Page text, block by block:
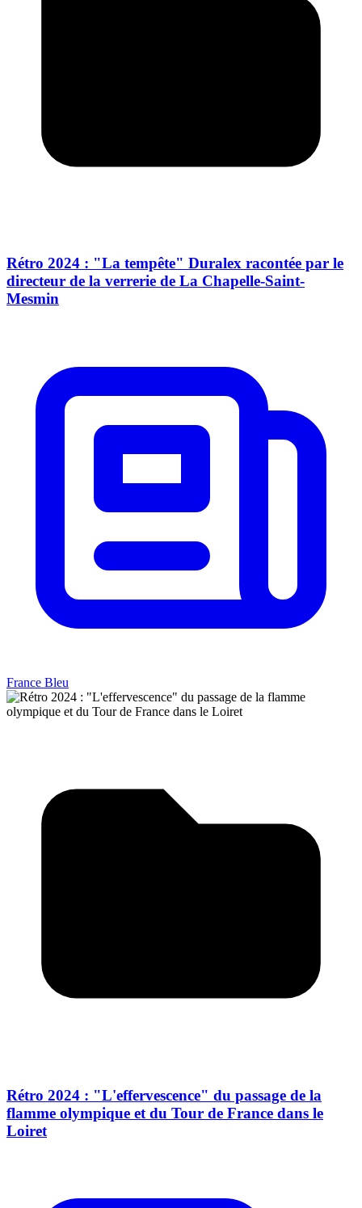
Rétro 2024 : "La tempête" Duralex racontée par le
directeur de la verrerie de La Chapelle-Saint-
Mesmin
France Bleu
Rétro 2024 : "L'effervescence" du passage de la
flamme olympique et du Tour de France dans le
Loiret